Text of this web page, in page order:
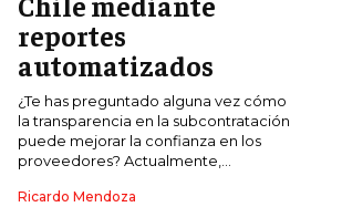
INTERNACIONALES
INTERNACIONAL
GLOBAL
reportes
automatizados
¿Te has preguntado alguna vez cómo
la transparencia en la subcontratación
puede mejorar la confianza en los
proveedores? Actualmente,...
Ricardo Mendoza